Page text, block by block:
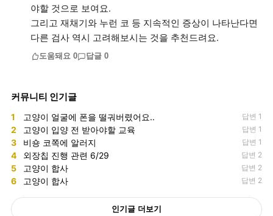
야할 것으로 보여요.
그리고 재채기와 누런 코 등 지속적인 증상이 나타난다면
도움돼요 0 답글 0
커뮤니티 인기글
1 고양이 얼굴에 폰을 떨궈버렸어요.. 답변 1
2 고양이 입양 전 받아야할 교육 답변 1
3 비숑 코쪽에 알러지 답변 1
4 외장칩 진행 관련 6/29 답변 2
5 고양이 합사 답변 2
6 고양이 합사 답변 2
인기글 더보기